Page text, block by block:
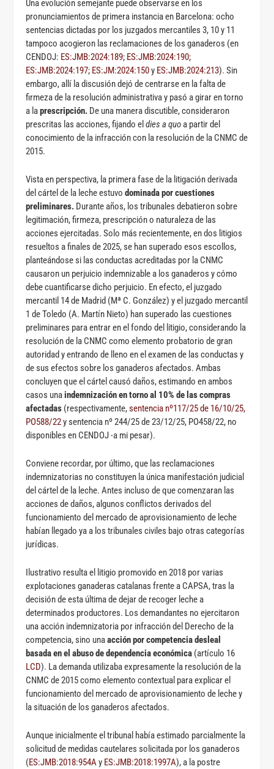
Una evolución semejante puede observarse en los
pronunciamientos de primera instancia en Barcelona: ocho
sentencias dictadas por los juzgados mercantiles 3, 10 y 11
tampoco acogieron las reclamaciones de los ganaderos (en
CENDOJ: ES:JMB:2024:189; ES:JMB:2024:190;
ES:JMB:2024:197; ES:JM:2024:150y ES:JMB:2024:213). Sin
embargo, allí la discusión dejó de centrarse en la falta de
firmeza de la resolución administrativa y pasó a girar en torno
a laprescripción. De una manera discutible, consideraron
prescritas las acciones, fijando eldies a quoa partir del
conocimiento de la infracción con la resolución de la CNMC de
2015.
Vista en perspectiva, la primera fase de la litigación derivada
del cártel de la leche estuvodominada por cuestiones
preliminares. Durante años, los tribunales debatieron sobre
legitimación, firmeza, prescripción o naturaleza de las
acciones ejercitadas. Solo más recientemente, en dos litigios
resueltos a finales de 2025, se han superado esos escollos,
planteándose si las conductas acreditadas por la CNMC
causaron un perjuicio indemnizable a los ganaderos y cómo
debe cuantificarse dicho perjuicio. En efecto, el juzgado
mercantil 14 de Madrid (Mª C. González) y el juzgado mercantil
1 de Toledo (A. Martín Nieto) han superado las cuestiones
preliminares para entrar en el fondo del litigio, considerando la
resolución de la CNMC como elemento probatorio de gran
autoridad y entrando de lleno en el examen de las conductas y
de sus efectos sobre los ganaderos afectados. Ambas
concluyen que el cártel causó daños, estimando en ambos
casos unaindemnización en torno al 10% de las compras
afectadas (respectivamente,sentencia nº117/25 de 16/10/25,
PO588/22y sentencia nº 244/25 de 23/12/25, PO458/22, no
disponibles en CENDOJ -a mi pesar).
Conviene recordar, por último, que las reclamaciones
indemnizatorias no constituyen la única manifestación judicial
del cártel de la leche. Antes incluso de que comenzaran las
acciones de daños, algunos conflictos derivados del
funcionamiento del mercado de aprovisionamiento de leche
habían llegado ya a los tribunales civiles bajo otras categorías
jurídicas.
Ilustrativo resulta el litigio promovido en 2018 por varias
explotaciones ganaderas catalanas frente a CAPSA, tras la
decisión de esta última de dejar de recoger leche a
determinados productores. Los demandantes no ejercitaron
una acción indemnizatoria por infracción del Derecho de la
competencia, sino unaacción por competencia desleal
basada en el abuso de dependencia económica (artículo 16
LCD). La demanda utilizaba expresamente la resolución de la
CNMC de 2015 como elemento contextual para explicar el
funcionamiento del mercado de aprovisionamiento de leche y
la situación de los ganaderos afectados.
Aunque inicialmente el tribunal había estimado parcialmente la
solicitud de medidas cautelares solicitada por los ganaderos
(ES:JMB:2018:954Ay ES:JMB:2018:1997A), a la postre